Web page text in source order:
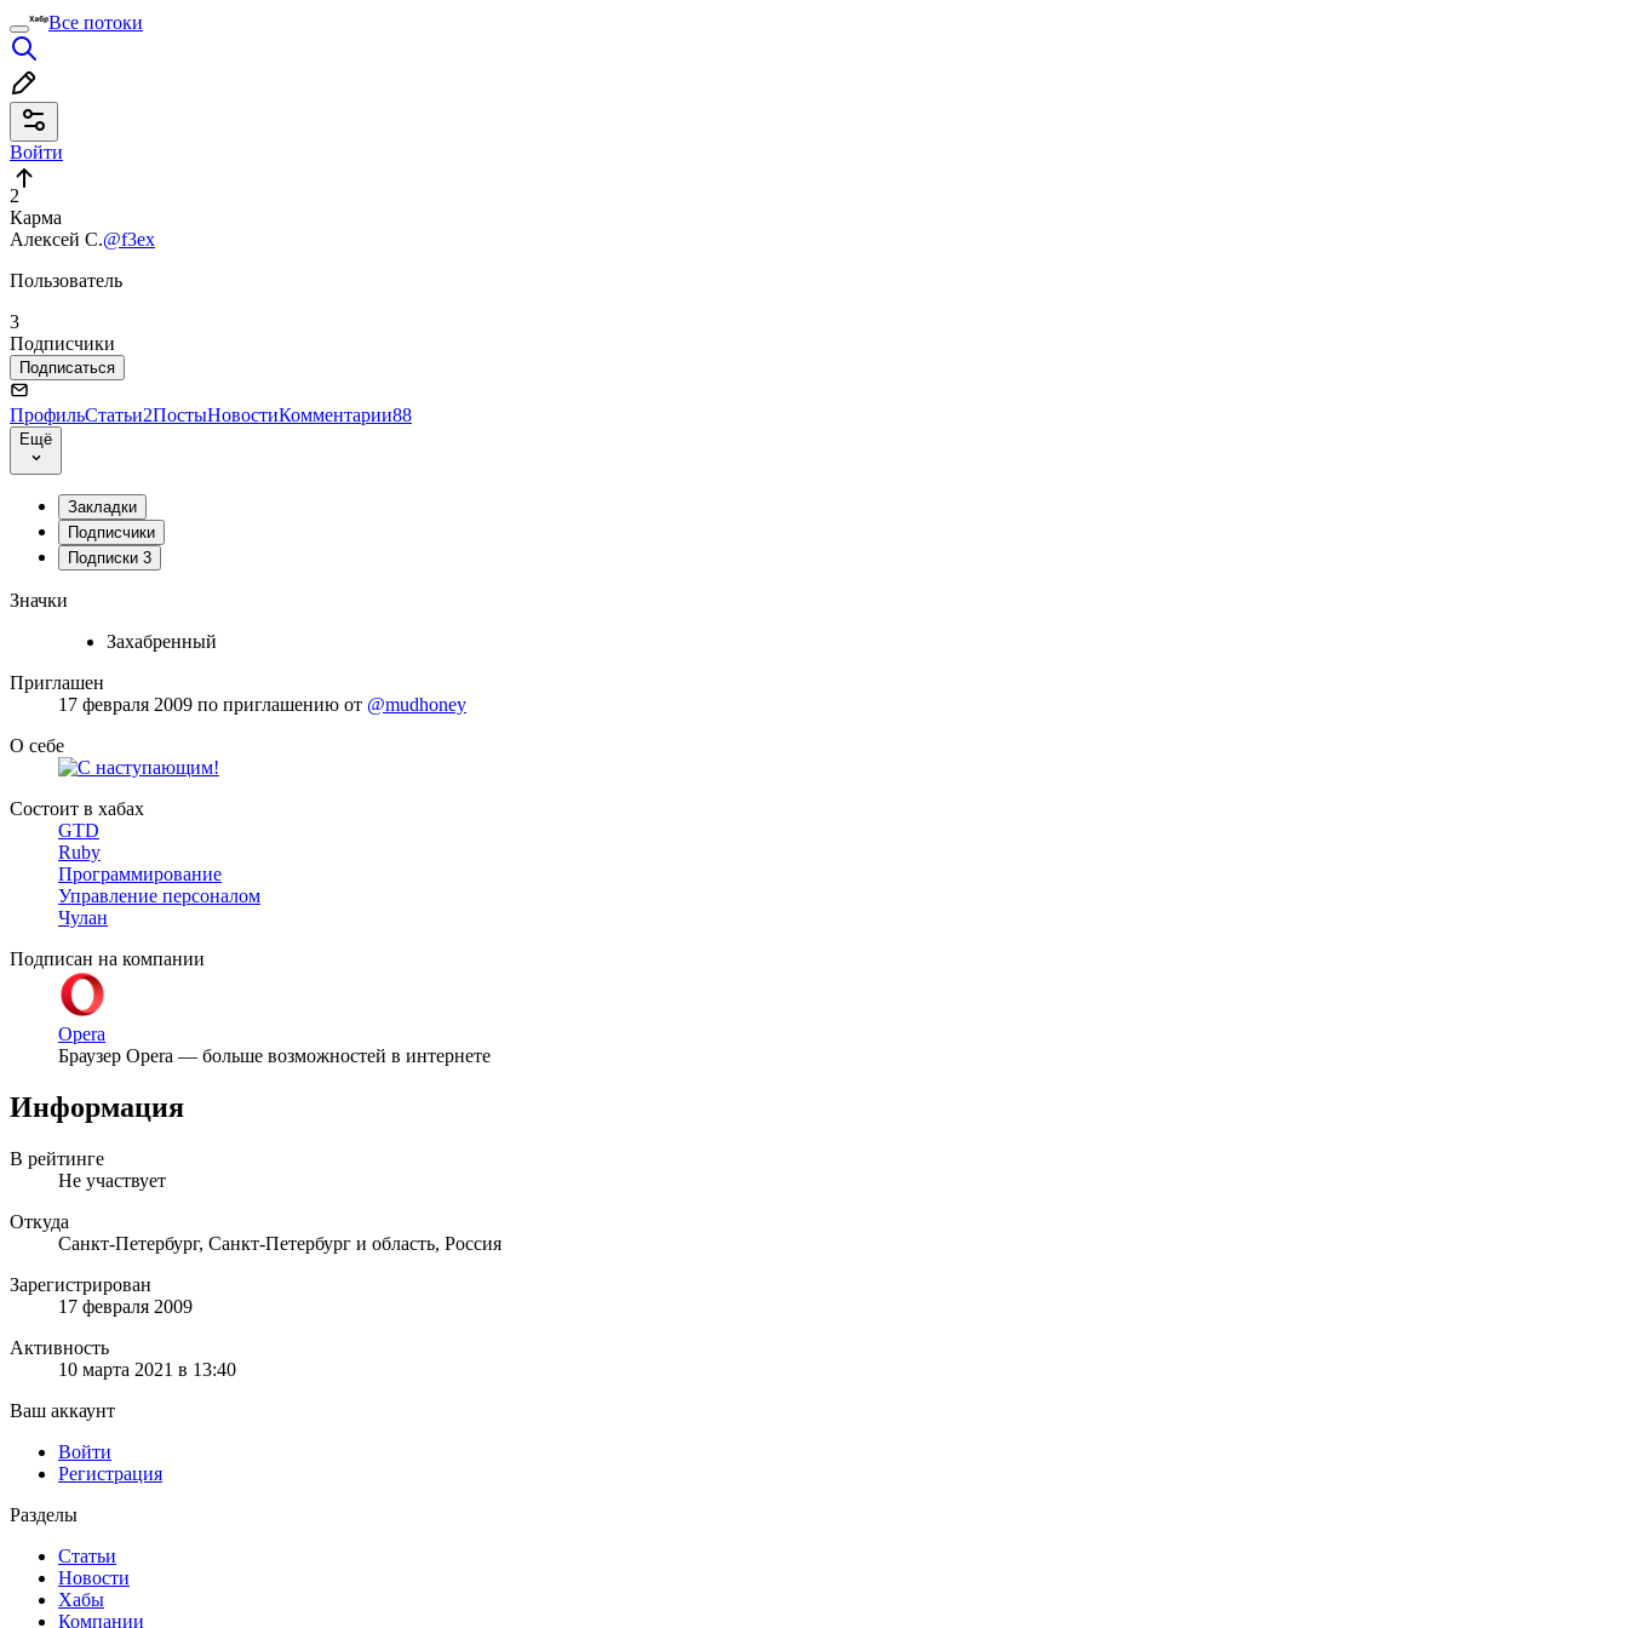
Все потоки
Войти
2
Карма
Алексей С.@f3ex
Пользователь
3
Подписчики
Подписаться
ПрофильСтатьи2ПостыНовостиКомментарии88
Ещё
Закладки
Подписчики
Подписки 3
Значки
Захабренный
Приглашен
17 февраля 2009 по приглашению от @mudhoney
О себе
Состоит в хабах
GTD
Ruby
Программирование
Управление персоналом
Чулан
Подписан на компании
Opera
Браузер Opera — больше возможностей в интернете
Информация
В рейтинге
Не участвует
Откуда
Санкт-Петербург, Санкт-Петербург и область, Россия
Зарегистрирован
17 февраля 2009
Активность
10 марта 2021 в 13:40
Ваш аккаунт
Войти
Регистрация
Разделы
Статьи
Новости
Хабы
Компании